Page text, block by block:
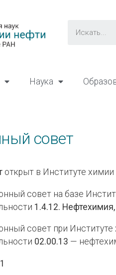
Наука
совет
открыт в Институте
совет на базе
1.4.12.
совет при
02.00.13 —